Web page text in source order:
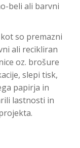
beli ali barvni
so premazni
ali recikliran
oz. brošure
slepi tisk,
papirja in
lastnosti in